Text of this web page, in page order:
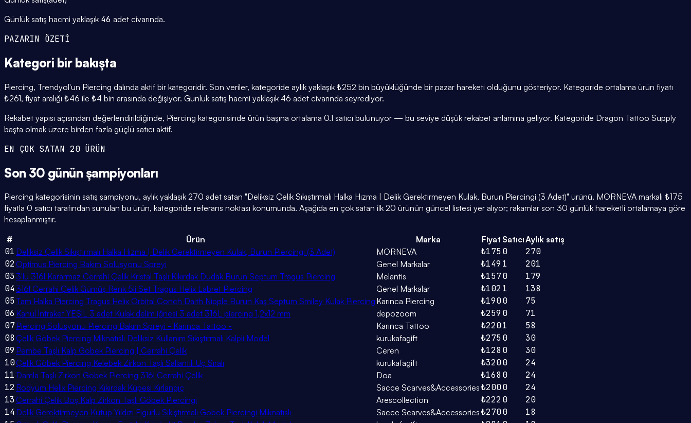
Günlük satış hacmi yaklaşık 46 adet civarında.
PAZARIN ÖZETİ
Kategori bir bakışta
Piercing, Trendyol'un Piercing dalında aktif bir kategoridir. Son veriler, kategoride aylık yaklaşık ₺252 bin büyüklüğünde bir pazar hareketi olduğunu gösteriyor. Kategoride ortalama ürün fiyatı
₺261, fiyat aralığı ₺46 ile ₺4 bin arasında değişiyor. Günlük satış hacmi yaklaşık 46 adet civarında seyrediyor.
Rekabet yapısı açısından değerlendirildiğinde, Piercing kategorisinde ürün başına ortalama 0.1 satıcı bulunuyor — bu seviye düşük rekabet anlamına geliyor. Kategoride Dragon Tattoo Supply
başta olmak üzere birden fazla güçlü satıcı aktif.
EN ÇOK SATAN 20 ÜRÜN
Son 30 günün şampiyonları
Piercing kategorisinin satış şampiyonu, aylık yaklaşık 270 adet satan "Deliksiz Çelik Sıkıştırmalı Halka Hızma | Delik Gerektirmeyen Kulak, Burun Piercingi (3 Adet)" ürünü. MORNEVA markalı ₺175
fiyatla 0 satıcı tarafından sunulan bu ürün, kategoride referans noktası konumunda. Aşağıda en çok satan ilk 20 ürünün güncel listesi yer alıyor; rakamlar son 30 günlük hareketli ortalamaya göre
hesaplanmıştır.
#
Ürün Marka Fiyat SatıcıAylık satış
01 Deliksiz Çelik Sıkıştırmalı Halka Hızma | Delik Gerektirmeyen Kulak, Burun Piercingi (3 Adet) MORNEVA ₺1750
270
02 Optimus Piercing Bakım Solüsyonu Spreyi Genel Markalar ₺149 1
201
03 3'lü 316l Kararmaz Cerrahi Çelik Kristal Taşlı Kıkırdak Dudak Burun Septum Tragus Piercing Melantis ₺1570
179
04 316l Cerrahi Çelik Gümüş Renk 5li Set Tragus Helix Labret Piercing Genel Markalar ₺102 1
138
05 Tam Halka Piercing Tragus Helix Orbital Conch Daith Nipple Burun Kaş Septum Smiley Kulak Piercing Karınca Piercing ₺1900
75
06 Kanül İntraket YEŞİL 3 adet Kulak delim iğnesi 3 adet 316L piercing 1,2x12 mm depozoom ₺259 0
71
07Piercing Solüsyonu Piercing Bakım Spreyi - Karınca Tattoo - Karınca Tattoo ₺2201
58
08 Çelik Göbek Piercing Mıknatıslı Deliksiz Kullanım Sıkıştırmalı Kalpli Model kurukafagift ₺2750
30
09 Pembe Taşlı Kalp Göbek Piercing | Cerrahi Çelik Ceren ₺128 0
30
10Çelik Göbek Piercing Kelebek Zirkon Taşlı Sallantılı Üç Sıralı kurukafagift ₺3200
24
11 Damla Taşlı Zirkon Göbek Piercing 316l Cerrahi Çelik Doa ₺168 0
24
12 Rodyum Helix Piercing Kıkırdak Küpesi Kırlangıç Sacce Scarves&Accessories₺2000
24
13 Cerrahi Çelik Boş Kalp Zirkon Taşlı Göbek Piercingi Arescollection ₺222 0
20
14 Delik Gerektirmeyen Kutup Yıldızı Figürlü Sıkıştırmalı Göbek Piercingi Mıknatıslı Sacce Scarves&Accessories₺2700
18